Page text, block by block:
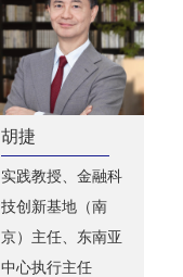
胡捷
实践教授、金融科
技创新基地（南
京）主任、东南亚
中心执行主任